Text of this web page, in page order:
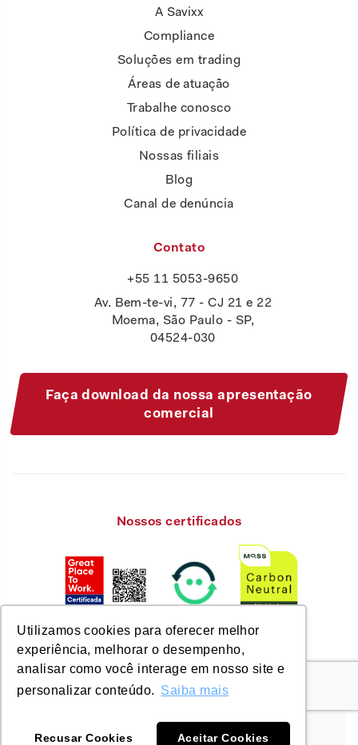
Utilizamos cookies para oferecer melhor
experiência, melhorar o desempenho,
analisar como você interage em nosso site e
personalizar conteúdo. Saiba mais
Recusar Cookies Aceitar Cookies
A Savixx
Compliance
Soluções em trading
Áreas de atuação
Trabalhe conosco
Política de privacidade
Nossas filiais
Blog
Canal de denúncia
Contato
+55 11 5053-9650
Av. Bem-te-vi, 77 - CJ 21 e 22
Moema, São Paulo - SP,
04524-030
Faça download da nossa apresentação
comercial
Nossos certificados